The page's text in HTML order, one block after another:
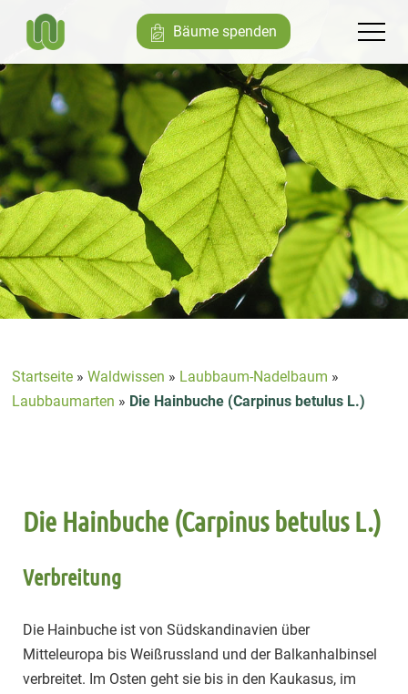
Bäume spenden
Startseite »Waldwissen » Laubbaum-Nadelbaum »
Laubbaumarten » Die Hainbuche (Carpinus betulus L.)
Die Hainbuche (Carpinus betulus L.)
Verbreitung
Die Hainbuche ist von Südskandinavien über
Mitteleuropa bis Weißrussland und der Balkanhalbinsel
verbreitet. Im Osten geht sie bis in den Kaukasus, im